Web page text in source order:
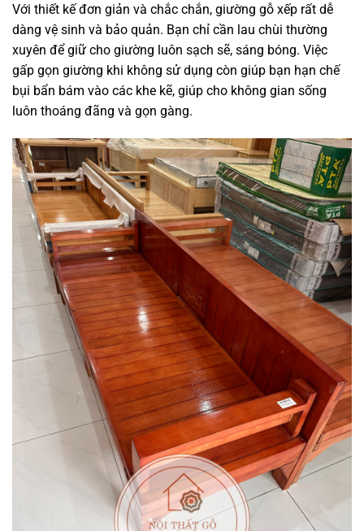
Với thiết kế đơn giản và chắc chắn, giường gỗ xếp rất dễ
dàng vệ sinh và bảo quản. Bạn chỉ cần lau chùi thường
xuyên để giữ cho giường luôn sạch sẽ, sáng bóng. Việc
gấp gọn giường khi không sử dụng còn giúp bạn hạn chế
bụi bẩn bám vào các khe kẽ, giúp cho không gian sống
luôn thoáng đãng và gọn gàng.